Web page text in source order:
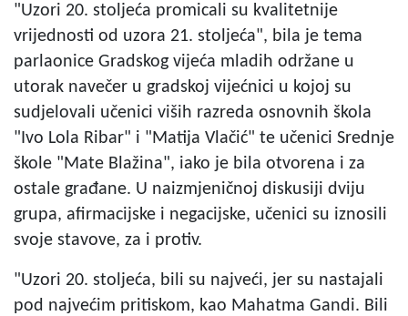
"Uzori 20. stoljeća promicali su kvalitetnije
vrijednosti od uzora 21. stoljeća", bila je tema
parlaonice Gradskog vijeća mladih održane u
utorak navečer u gradskoj vijećnici u kojoj su
sudjelovali učenici viših razreda osnovnih škola
"Ivo Lola Ribar" i "Matija Vlačić" te učenici Srednje
škole "Mate Blažina", iako je bila otvorena i za
ostale građane. U naizmjeničnoj diskusiji dviju
grupa, afirmacijske i negacijske, učenici su iznosili
svoje stavove, za i protiv.
"Uzori 20. stoljeća, bili su najveći, jer su nastajali
pod najvećim pritiskom, kao Mahatma Gandi. Bili